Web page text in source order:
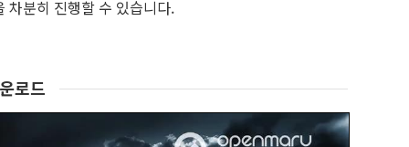
차분히 진행할 수 있습니다.
로드